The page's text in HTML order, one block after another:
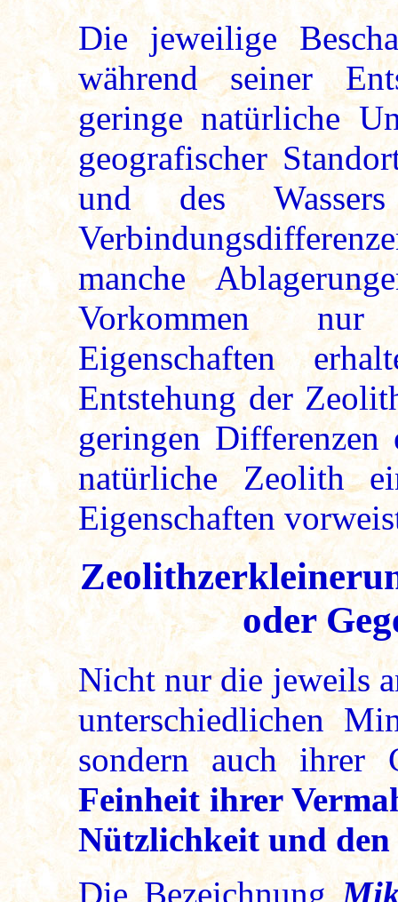
Die jeweilige
während seiner
geringe natürliche
geografischer
und des Wassers
manche
Vorkommen nur
Eigenschaften
Entstehung der
geringen Differenzen
natürliche Zeolith
Eigenschaften
oder
Nicht nur die jeweils
unterschiedlichen
sondern auch ihrer
Feinheit ihrer
Nützlichkeit und
Die Bezeichnung